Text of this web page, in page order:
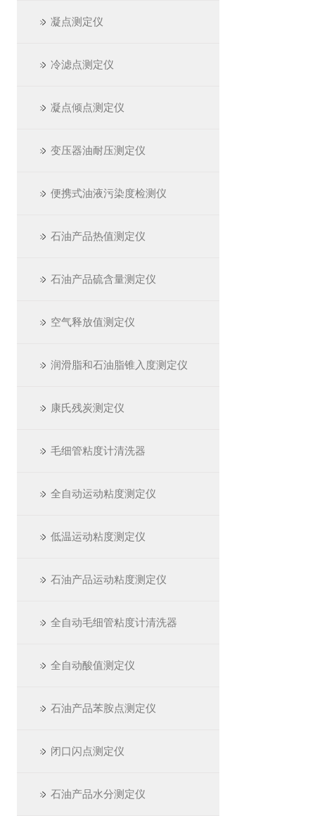
凝点测定仪
冷滤点测定仪
凝点倾点测定仪
变压器油耐压测定仪
便携式油液污染度检测仪
石油产品热值测定仪
石油产品硫含量测定仪
空气释放值测定仪
润滑脂和石油脂锥入度测定仪
康氏残炭测定仪
毛细管粘度计清洗器
全自动运动粘度测定仪
低温运动粘度测定仪
石油产品运动粘度测定仪
全自动毛细管粘度计清洗器
全自动酸值测定仪
石油产品苯胺点测定仪
闭口闪点测定仪
石油产品水分测定仪